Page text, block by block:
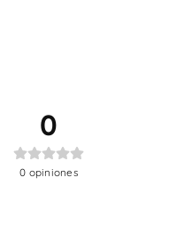
0
0 opiniones